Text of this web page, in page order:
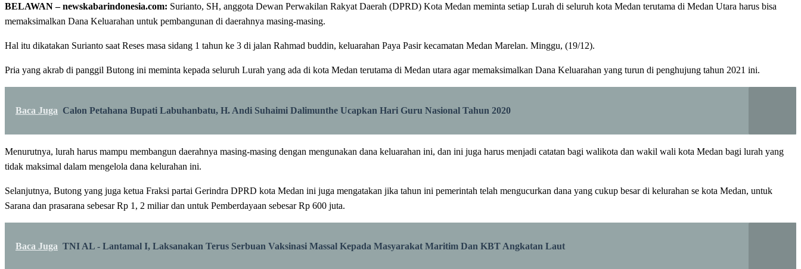
BELAWAN – newskabarindonesia.com: Surianto, SH, anggota Dewan Perwakilan Rakyat Daerah (DPRD) Kota Medan meminta setiap Lurah di seluruh kota Medan terutama di Medan Utara harus bisa
memaksimalkan Dana Keluarahan untuk pembangunan di daerahnya masing-masing.
Hal itu dikatakan Surianto saat Reses masa sidang 1 tahun ke 3 di jalan Rahmad buddin, keluarahan Paya Pasir kecamatan Medan Marelan. Minggu, (19/12).
Pria yang akrab di panggil Butong ini meminta kepada seluruh Lurah yang ada di kota Medan terutama di Medan utara agar memaksimalkan Dana Keluarahan yang turun di penghujung tahun 2021 ini.
Baca Juga Calon Petahana Bupati Labuhanbatu, H. Andi Suhaimi Dalimunthe Ucapkan Hari Guru Nasional Tahun 2020
Menurutnya, lurah harus mampu membangun daerahnya masing-masing dengan mengunakan dana keluarahan ini, dan ini juga harus menjadi catatan bagi walikota dan wakil wali kota Medan bagi lurah yang
tidak maksimal dalam mengelola dana kelurahan ini.
Selanjutnya, Butong yang juga ketua Fraksi partai Gerindra DPRD kota Medan ini juga mengatakan jika tahun ini pemerintah telah mengucurkan dana yang cukup besar di kelurahan se kota Medan, untuk
Sarana dan prasarana sebesar Rp 1, 2 miliar dan untuk Pemberdayaan sebesar Rp 600 juta.
Baca Juga TNI AL - Lantamal I, Laksanakan Terus Serbuan Vaksinasi Massal Kepada Masyarakat Maritim Dan KBT Angkatan Laut